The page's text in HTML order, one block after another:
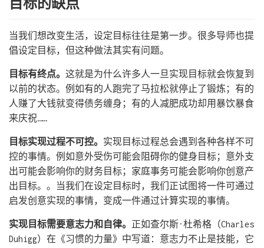
目标的缺点
当我们想改变生活，设定目标往往是第一步。很多导师也提
倡设定目标，但这种做法其实有问题。
目标有终点。 这就是为什么许多人一旦实现目标就会恢复到
以前的状态。例如有的人跑完了马拉松就停止了锻炼；有的
人赚了大钱就变得债务缠身；有的人减肥成功却用暴饮暴食
来庆祝……
目标实现过程不可控。 实现目标过程总会遇到各种各样不可
控的事情。例如意外受伤可能会阻碍你的健身目标；意外支
出可能会影响你的财务目标；家庭事务可能会影响你创意产
出目标。。当我们在设定目标时，我们正试图将一件可通过
启发创意实现的事情，变成一件通过计算实现的事情。
实现目标需要意志力和自律。 正如查尔斯·杜希格（Charles
Duhigg）在《习惯的力量》中写道：意志力不止是技能，它